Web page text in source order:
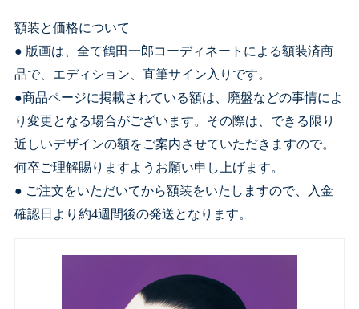
額装と価格について
● 版画は、全て鶴田一郎コーディネートによる額装済商
品で、エディション、直筆サイン入りです。
●商品ページに掲載されている額は、廃盤などの事情によ
り変更となる場合がございます。その際は、できる限り
近しいデザインの額をご案内させていただきますので。
何卒ご理解賜りますようお願い申し上げます。
● ご注文をいただいてから額装をいたしますので、入金
確認日より約4週間後の発送となります。